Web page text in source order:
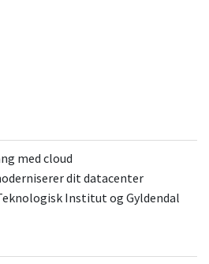
med cloud
dit datacenter
Institut og Gyldendal